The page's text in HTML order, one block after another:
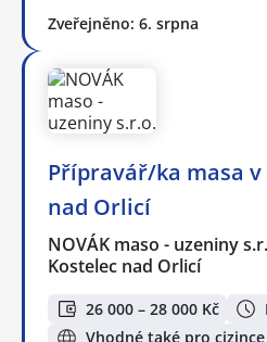
Zveřejněno: 6. srpna
Přípravář/ka masa v
nad Orlicí
NOVÁK maso - uzeniny
Kostelec nad Orlicí
26 000 – 28 000 Kč
Vhodné také pro cizince